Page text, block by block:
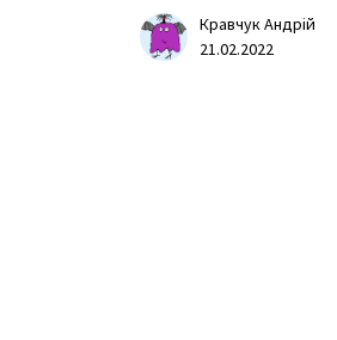
Кравчук Андрій
21.02.2022